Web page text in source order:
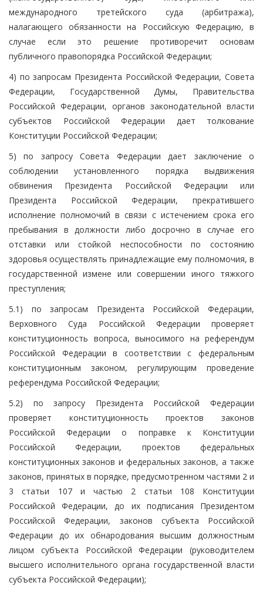
международного третейского суда (арбитража),
налагающего обязанности на Российскую Федерацию, в
случае если это решение противоречит основам
публичного правопорядка Российской Федерации;
4) по запросам Президента Российской Федерации, Совета
Федерации, Государственной Думы, Правительства
Российской Федерации, органов законодательной власти
субъектов Российской Федерации дает толкование
Конституции Российской Федерации;
5) по запросу Совета Федерации дает заключение о
соблюдении установленного порядка выдвижения
обвинения Президента Российской Федерации или
Президента Российской Федерации, прекратившего
исполнение полномочий в связи с истечением срока его
пребывания в должности либо досрочно в случае его
отставки или стойкой неспособности по состоянию
здоровья осуществлять принадлежащие ему полномочия, в
государственной измене или совершении иного тяжкого
преступления;
5.1) по запросам Президента Российской Федерации,
Верховного Суда Российской Федерации проверяет
конституционность вопроса, выносимого на референдум
Российской Федерации в соответствии с федеральным
конституционным законом, регулирующим проведение
референдума Российской Федерации;
5.2) по запросу Президента Российской Федерации
проверяет конституционность проектов законов
Российской Федерации о поправке к Конституции
Российской Федерации, проектов федеральных
конституционных законов и федеральных законов, а также
законов, принятых в порядке, предусмотренном частями 2 и
3 статьи 107 и частью 2 статьи 108 Конституции
Российской Федерации, до их подписания Президентом
Российской Федерации, законов субъекта Российской
Федерации до их обнародования высшим должностным
лицом субъекта Российской Федерации (руководителем
высшего исполнительного органа государственной власти
субъекта Российской Федерации);